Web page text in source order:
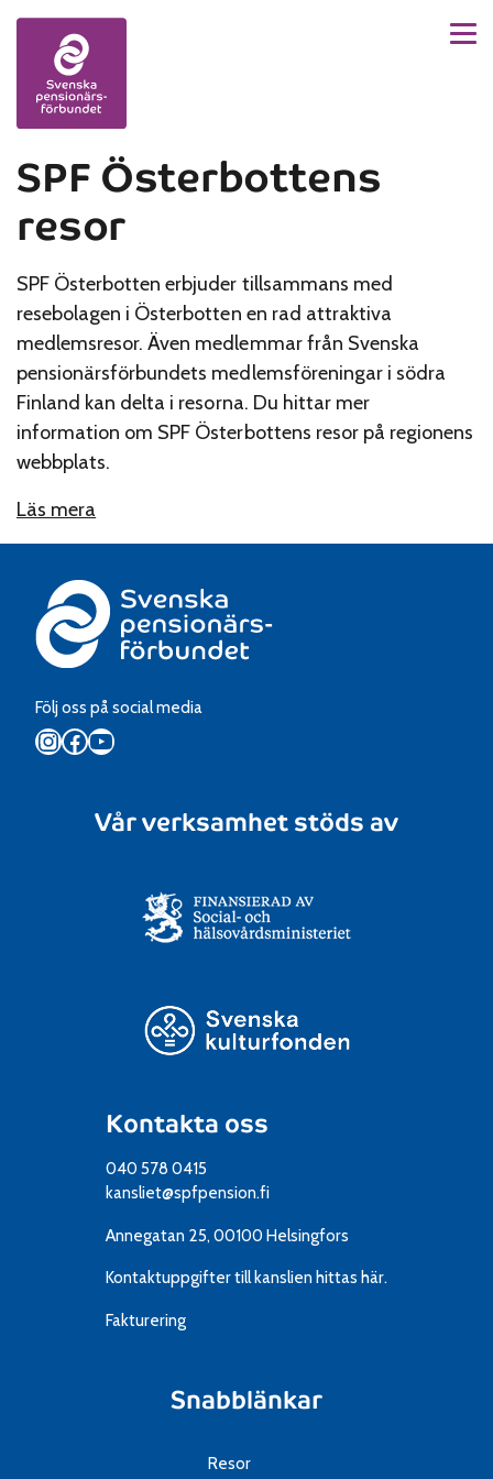
Skip to content
SPF Österbottens
resor
SPF Österbotten erbjuder tillsammans med
resebolagen i Österbotten en rad attraktiva
medlemsresor. Även medlemmar från Svenska
pensionärsförbundets medlemsföreningar i södra
Finland kan delta i resorna. Du hittar mer
information om SPF Österbottens resor på regionens
webbplats.
Läs mera
Följ oss på social media
Instagram
Facebook
YouTube
Kontakta oss
040 578 0415
kansliet@spfpension.fi
Annegatan 25, 00100 Helsingfors
Kontaktuppgifter till kanslien hittas här.
Fakturering
Snabblänkar
Resor
Vår verksamhet stöds av